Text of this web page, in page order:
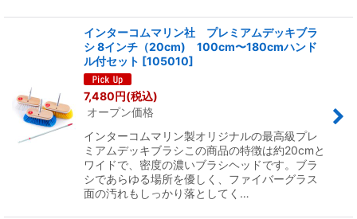
インターコムマリン社 プレミアムデッキブラ
シ 8インチ（20cm) 100cm〜180cmハンド
ル付セット [105010]
7,480円(税込)
オープン価格
インターコムマリン製オリジナルの最高級プレ
ミアムデッキブラシこの商品の特徴は約20cmと
ワイドで、密度の濃いブラシヘッドです。ブラ
シであらゆる場所を優しく、ファイバーグラス
面の汚れもしっかり落としてく…